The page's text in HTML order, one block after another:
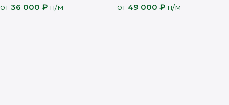
от 36 000 ₽ п/м
от 49 000 ₽ п/м